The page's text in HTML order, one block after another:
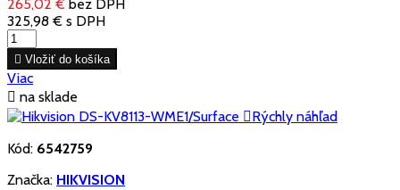
265,02 € bez DPH
325,98 € s DPH
 Vložiť do košíka
Viac
 na sklade
Rýchly náhľad
Kód: 6542759
Značka: HIKVISION